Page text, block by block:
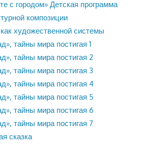
с городом» Детская программа
композиции
художественной системы
тайны мира постигая 1
тайны мира постигая 2
тайны мира постигая 3
тайны мира постигая 4
тайны мира постигая 5
тайны мира постигая 6
тайны мира постигая 7
сказка